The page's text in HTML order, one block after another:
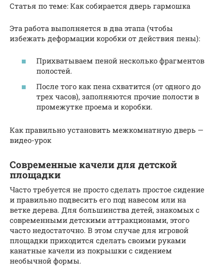
Статья по теме: Как собирается дверь гармошка
Эта работа выполняется в два этапа (чтобы
избежать деформации коробки от действия пены):
Прихватываем пеной несколько фрагментов
полостей.
После того как пена схватится (от одного до
трех часов), заполняются прочие полости в
промежутке проема и коробки.
Как правильно установить межкомнатную дверь —
видео-урок
Современные качели для детской
площадки
Часто требуется не просто сделать простое сидение
и правильно подвесить его под навесом или на
ветке дерева. Для большинства детей, знакомых с
современными детскими аттракционами, этого
часто недостаточно. В этом случае для игровой
площадки приходится сделать своими руками
канатные качели из покрышки с сидением
необычной формы.